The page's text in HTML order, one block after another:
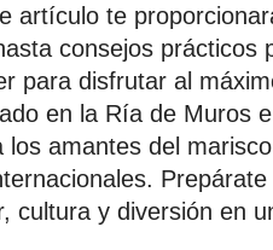
artículo te
consejos prácticos
para disfrutar al
en la Ría de Muros
amantes del
cultura y diversión en